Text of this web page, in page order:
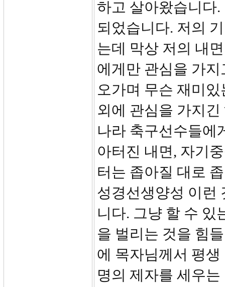
하고 살아왔습니다
되었습니다. 저의
는데 막상 저의 내
에게만 관심을 가
오가며 무슨 재미
외에 관심을 가지
나라 축구선수들에
아터진 내면, 자기
터는 좁아질 대로
성경선생양성 이런
니다. 그냥 할 수 있
을 벌리는 것을 힘
에 목자님께서 평
명의 제자를 세우